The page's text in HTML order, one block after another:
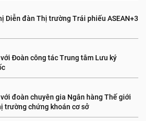
Diễn đàn Thị trường Trái phiếu ASEAN+3
Đoàn công tác Trung tâm Lưu ký
đoàn chuyên gia Ngân hàng Thế giới
trường chứng khoán cơ sở